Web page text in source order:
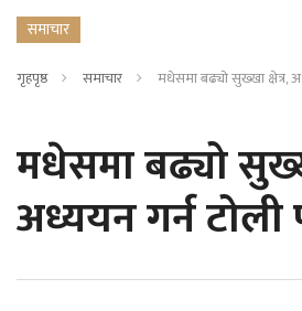
समाचार
गृहपृष्ठ समाचार मधेसमा बढ्यो सुख्खा क्षेत्र,
मधेसमा बढ्यो
अध्ययन गर्न